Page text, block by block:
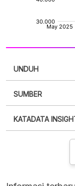
UNDUH
XLS
SUMBER
punya akun?
KATADATA